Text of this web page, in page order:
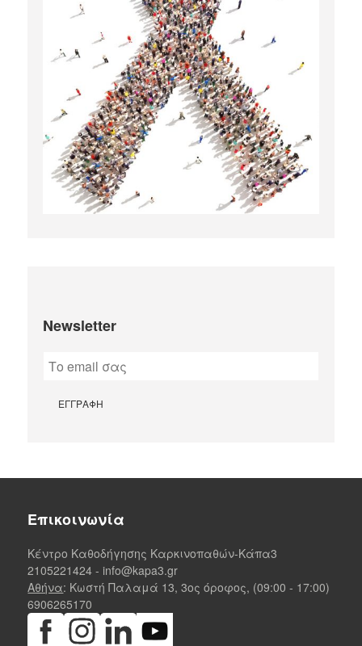
Newsletter
Επικοινωνία
Κέντρο Καθοδήγησης Καρκινοπαθών-Κάπα3
2105221424 - info@kapa3.gr
Αθήνα: Κωστή Παλαμά 13, 3ος όροφος, (09:00 - 17:00)
6906265170